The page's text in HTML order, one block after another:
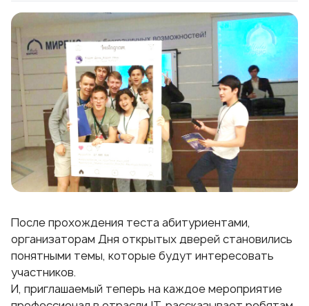
После прохождения теста абитуриентами,
организаторам Дня открытых дверей становились
понятными темы, которые будут интересовать
участников.
И, приглашаемый теперь на каждое мероприятие